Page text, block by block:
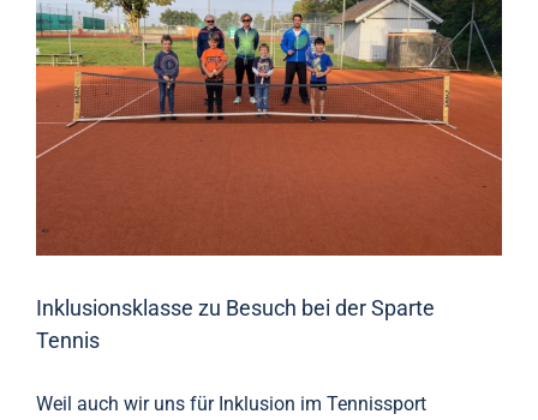
Inklusionsklasse zu Besuch bei der Sparte
Tennis
Weil auch wir uns für Inklusion im Tennissport